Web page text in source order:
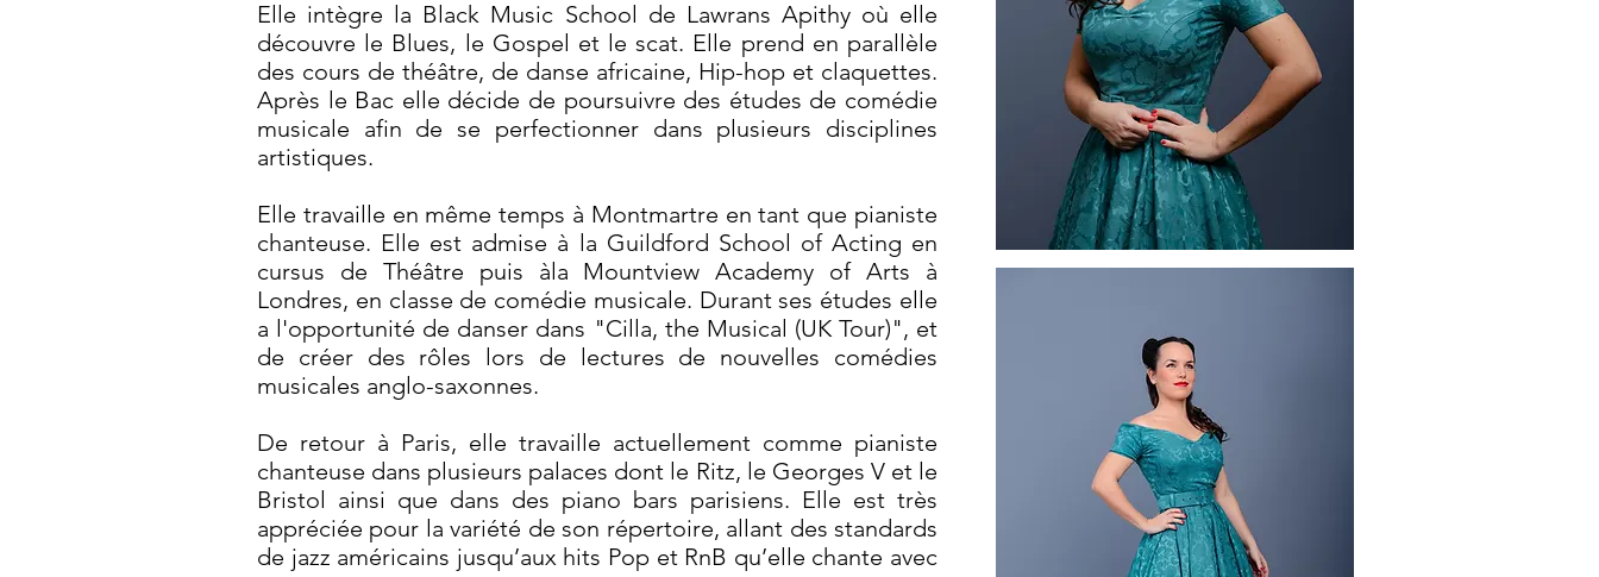
Elle intègre la Black Music School de Lawrans Apithy où elle
découvre le Blues, le Gospel et le scat. Elle prend en parallèle
des cours de théâtre, de danse africaine, Hip-hop et claquettes.
Après le Bac elle décide de poursuivre des études de comédie
musicale afin de se perfectionner dans plusieurs disciplines
artistiques.
Elle travaille en même temps à Montmartre en tant que pianiste
chanteuse. Elle est admise à la Guildford School of Acting en
cursus de Théâtre puis àla Mountview Academy of Arts à
Londres, en classe de comédie musicale. Durant ses études elle
a l'opportunité de danser dans "Cilla, the Musical (UK Tour)", et
de créer des rôles lors de lectures de nouvelles comédies
musicales anglo-saxonnes.
De retour à Paris, elle travaille actuellement comme pianiste
chanteuse dans plusieurs palaces dont le Ritz, le Georges V et le
Bristol ainsi que dans des piano bars parisiens. Elle est très
appréciée pour la variété de son répertoire, allant des standards
de jazz américains jusqu’aux hits Pop et RnB qu’elle chante avec